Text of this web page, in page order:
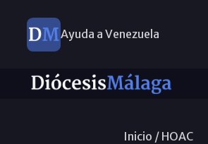
Ayuda a Venezuela
Inicio / HOAC